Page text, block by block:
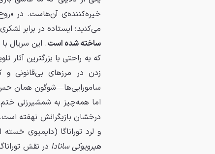
خیره‌کننده‌ی آن‌هاست. در
می‌کنید؛ ایستاده در برابر
ساخته شده است. این سریال
که به راحتی با بزرگترین آثار
زدن در مرزهای بی‌قانونی
سامورایی‌ها—شوگون همان حس
اما همه‌چیز به شمشیرزنی
درخشان بازیگرانش نهفته
و لرد توراناگا (دایمیوی
هیرویوکی سانادا در نقش